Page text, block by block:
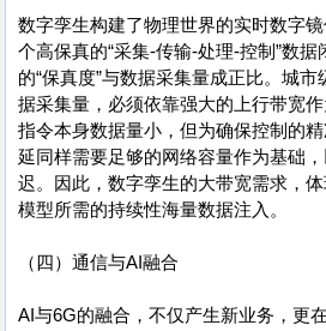
数字孪生构建了物理世界的实时数字
个高保真的“采集-传输-处理-控制”数
的“保真度”与数据采集量成正比。城
据采集量，必须依靠强大的上行带宽
指令本身数据量小，但为确保控制的
延同样需要足够的网络容量作为基础
迟。因此，数字孪生的大带宽需求，
模型所需的持续性海量数据注入。
（四）通信与AI融合
AI与6G的融合，不仅产生新业务，更